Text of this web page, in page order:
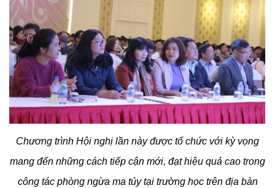
Chương trình Hội nghị lần này được tổ chức với kỳ vọng
mang đến những cách tiếp cận mới, đạt hiệu quả cao trong
công tác phòng ngừa ma túy tại trường học trên địa bàn